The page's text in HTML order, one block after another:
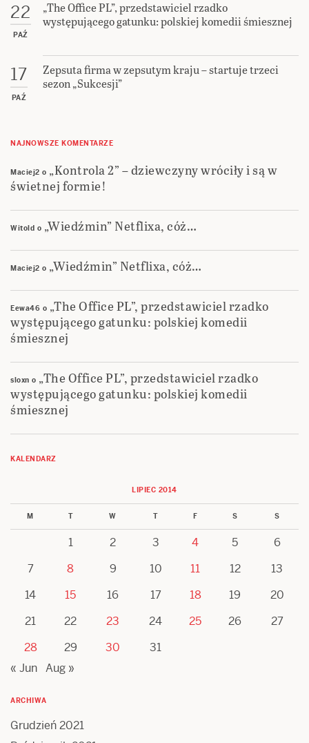
22
PAŹ
„The Office PL”, przedstawiciel rzadko
występującego gatunku: polskiej komedii śmiesznej
17
PAŹ
Zepsuta firma w zepsutym kraju – startuje trzeci
sezon „Sukcesji”
NAJNOWSZE KOMENTARZE
Maciej2 o „Kontrola 2” – dziewczyny wróciły i są w
świetnej formie!
Witold o „Wiedźmin” Netflixa, cóż…
Maciej2 o „Wiedźmin” Netflixa, cóż…
Eewa46 o „The Office PL”, przedstawiciel rzadko
występującego gatunku: polskiej komedii
śmiesznej
sloxn o „The Office PL”, przedstawiciel rzadko
występującego gatunku: polskiej komedii
śmiesznej
KALENDARZ
LIPIEC 2014
M T W T F S S
1 2 3 4 5
6
7
8 9 10 11 12
13
14
15 16 17 18 19
20
21
22 23 24 25 26
27
28
29 30
31
« Jun Aug »
ARCHIWA
Grudzień 2021